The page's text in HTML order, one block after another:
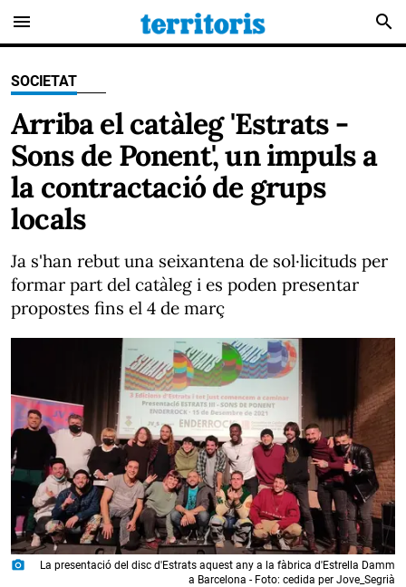
menu search
SOCIETAT
Arriba el catàleg 'Estrats -
Sons de Ponent', un impuls a
la contractació de grups
locals
Ja s'han rebut una seixantena de sol·licituds per
formar part del catàleg i es poden presentar
propostes fins el 4 de març
photo_camera
La presentació del disc d'Estrats aquest any a la fàbrica d'Estrella Damm
a Barcelona - Foto: cedida per Jove_Segrià